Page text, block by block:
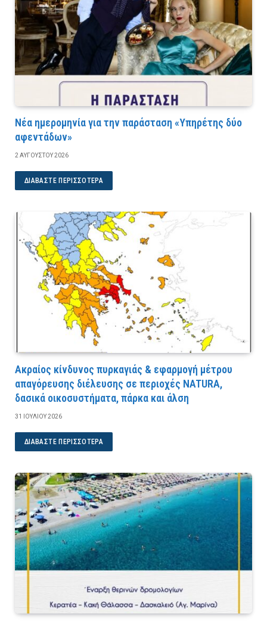
Νέα ημερομηνία για την παράσταση «Υπηρέτης δύο
αφεντάδων»
2 ΑΥΓΟΎΣΤΟΥ 2026
ΔΙΑΒΆΣΤΕ ΠΕΡΙΣΣΌΤΕΡΑ
Ακραίος κίνδυνος πυρκαγιάς & εφαρμογή μέτρου
απαγόρευσης διέλευσης σε περιοχές NATURA,
δασικά οικοσυστήματα, πάρκα και άλση
31 ΙΟΥΛΊΟΥ 2026
ΔΙΑΒΆΣΤΕ ΠΕΡΙΣΣΌΤΕΡΑ